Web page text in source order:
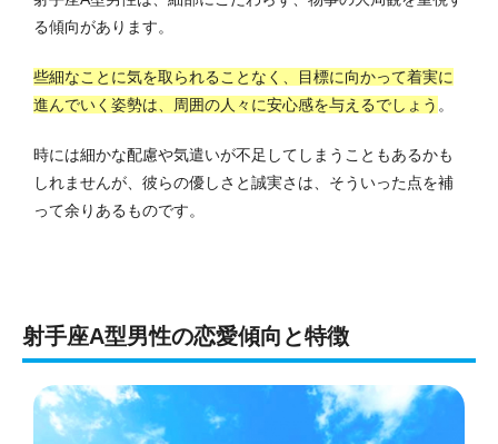
る傾向があります。
些細なことに気を取られることなく、目標に向かって着実に
進んでいく姿勢は、周囲の人々に安心感を与えるでしょう 。
時には細かな配慮や気遣いが不足してしまうこともあるかも
しれませんが、彼らの優しさと誠実さは、そういった点を補
って余りあるものです。
射手座A型男性の恋愛傾向と特徴